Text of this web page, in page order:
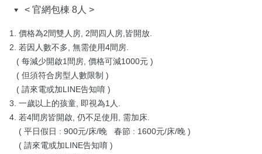
< 官網包棟 8人 >
1. 價格為2間雙人房, 2間四人房,皆開放.
2. 若因人數不多, 無需使用4間房.
3. 一歲以上的孩童, 即視為1人.
4. 若4間房皆開啟, 仍不足使用, 需加床.